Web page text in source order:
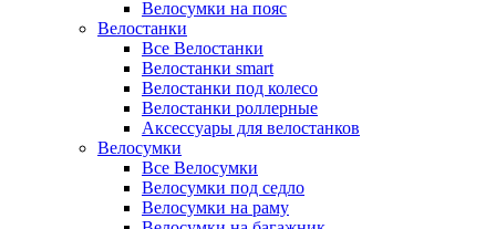
Велосумки на пояс
Велостанки
Все Велостанки
Велостанки smart
Велостанки под колесо
Велостанки роллерные
Аксессуары для велостанков
Велосумки
Все Велосумки
Велосумки под седло
Велосумки на раму